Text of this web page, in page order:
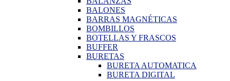
BALONES
BARRAS MAGNÉTICAS
BOMBILLOS
BOTELLAS Y FRASCOS
BUFFER
BURETAS
BURETA AUTOMATICA
BURETA DIGITAL